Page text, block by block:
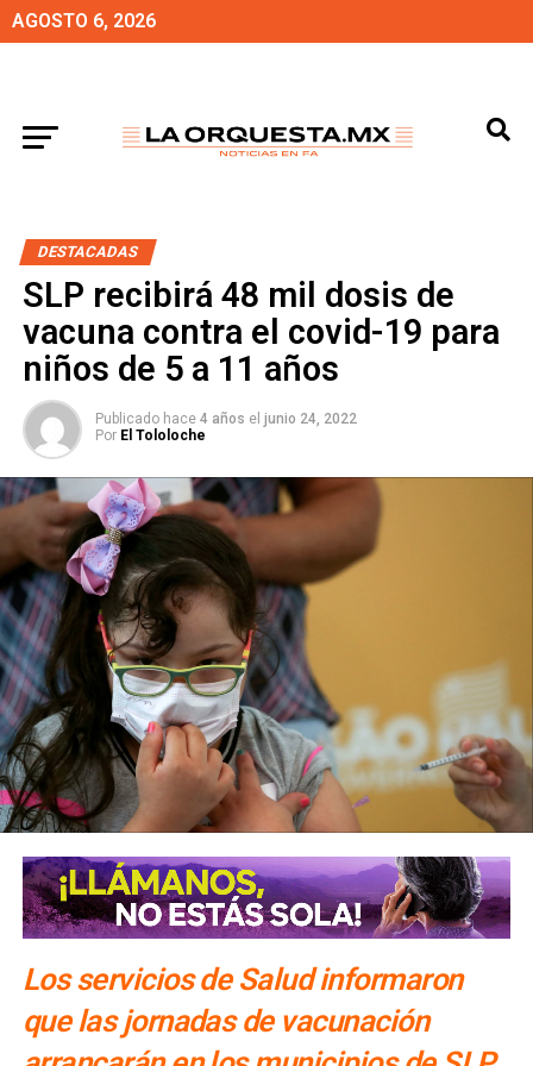
AGOSTO 6, 2026
DESTACADAS
SLP recibirá 48 mil dosis de
vacuna contra el covid-19 para
niños de 5 a 11 años
Publicado hace 4 años el junio 24, 2022
Por El Tololoche
Los servicios de Salud informaron
que las jornadas de vacunación